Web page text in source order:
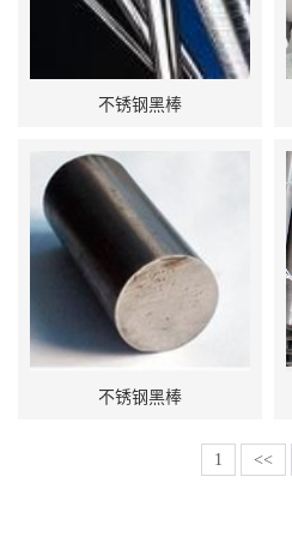
不锈钢黑棒
不锈钢黑棒
1 <<